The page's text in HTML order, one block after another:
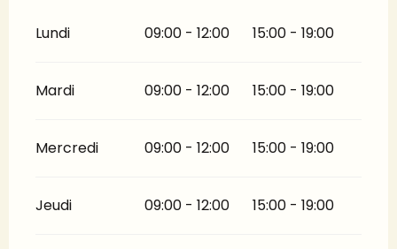
Lundi 09:00 - 12:00 15:00 - 19:00
Mardi 09:00 - 12:00 15:00 - 19:00
Mercredi 09:00 - 12:00 15:00 - 19:00
Jeudi 09:00 - 12:00 15:00 - 19:00